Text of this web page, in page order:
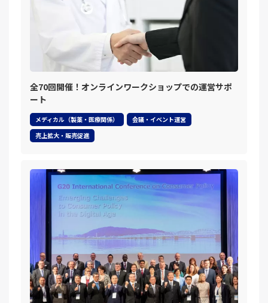
全70回開催！オンラインワークショップでの運営サポ
ート
メディカル（製薬・医療関係）
会議・イベント運営
売上拡大・販売促進